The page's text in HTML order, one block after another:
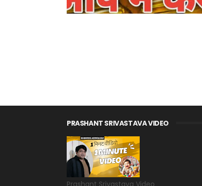
PRASHANT SRIVASTAVA VIDEO
Prashant Srivastava Video